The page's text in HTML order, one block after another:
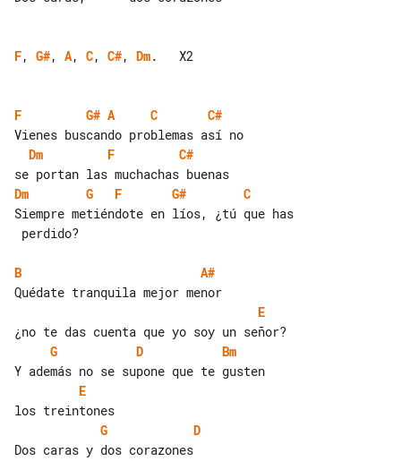
F, G#, A, C, C#, Dm.   X2
F G# A C
C#
Dm
F
C#
Dm
G F G#
C
Siempre metiéndote en líos, ¿tú que has
B
A#
E
G
D
Bm
E
G
D
Dos caras y dos corazones